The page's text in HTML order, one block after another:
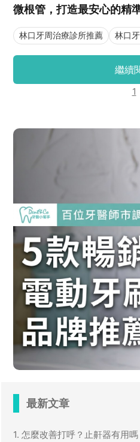
微根管，打造最安心的精
林口牙周治療診所推薦 林口
繼續
1
最新文章
1. 怎麼改善打呼？止鼾器有用